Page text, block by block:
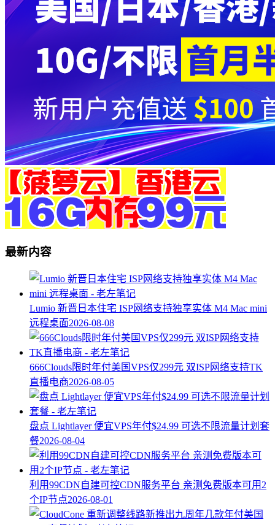
最新内容
Lumio 新晋日本住宅 ISP网络支持独享实体 M4 Mac mini
远程桌面2026-08-08
666Clouds限时年付美国VPS仅299元 双ISP网络支持TK
直播电商2026-08-05
盘点 Lightlayer 便宜VPS年付$24.99 可选不限流量计划套
餐2026-08-04
利用99CDN自建可控CDN服务平台 亲测免费版本可用2
个IP节点2026-08-01